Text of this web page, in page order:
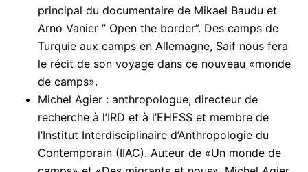
principal du documentaire de Mikael Baudu et
Arno Vanier ” Open the border”. Des camps de
Turquie aux camps en Allemagne, Saif nous fera
le récit de son voyage dans ce nouveau «monde
de camps».
Michel Agier : anthropologue, directeur de
recherche à l’IRD et à l’EHESS et membre de
l’Institut Interdisciplinaire d’Anthropologie du
Contemporain (IIAC). Auteur de «Un monde de